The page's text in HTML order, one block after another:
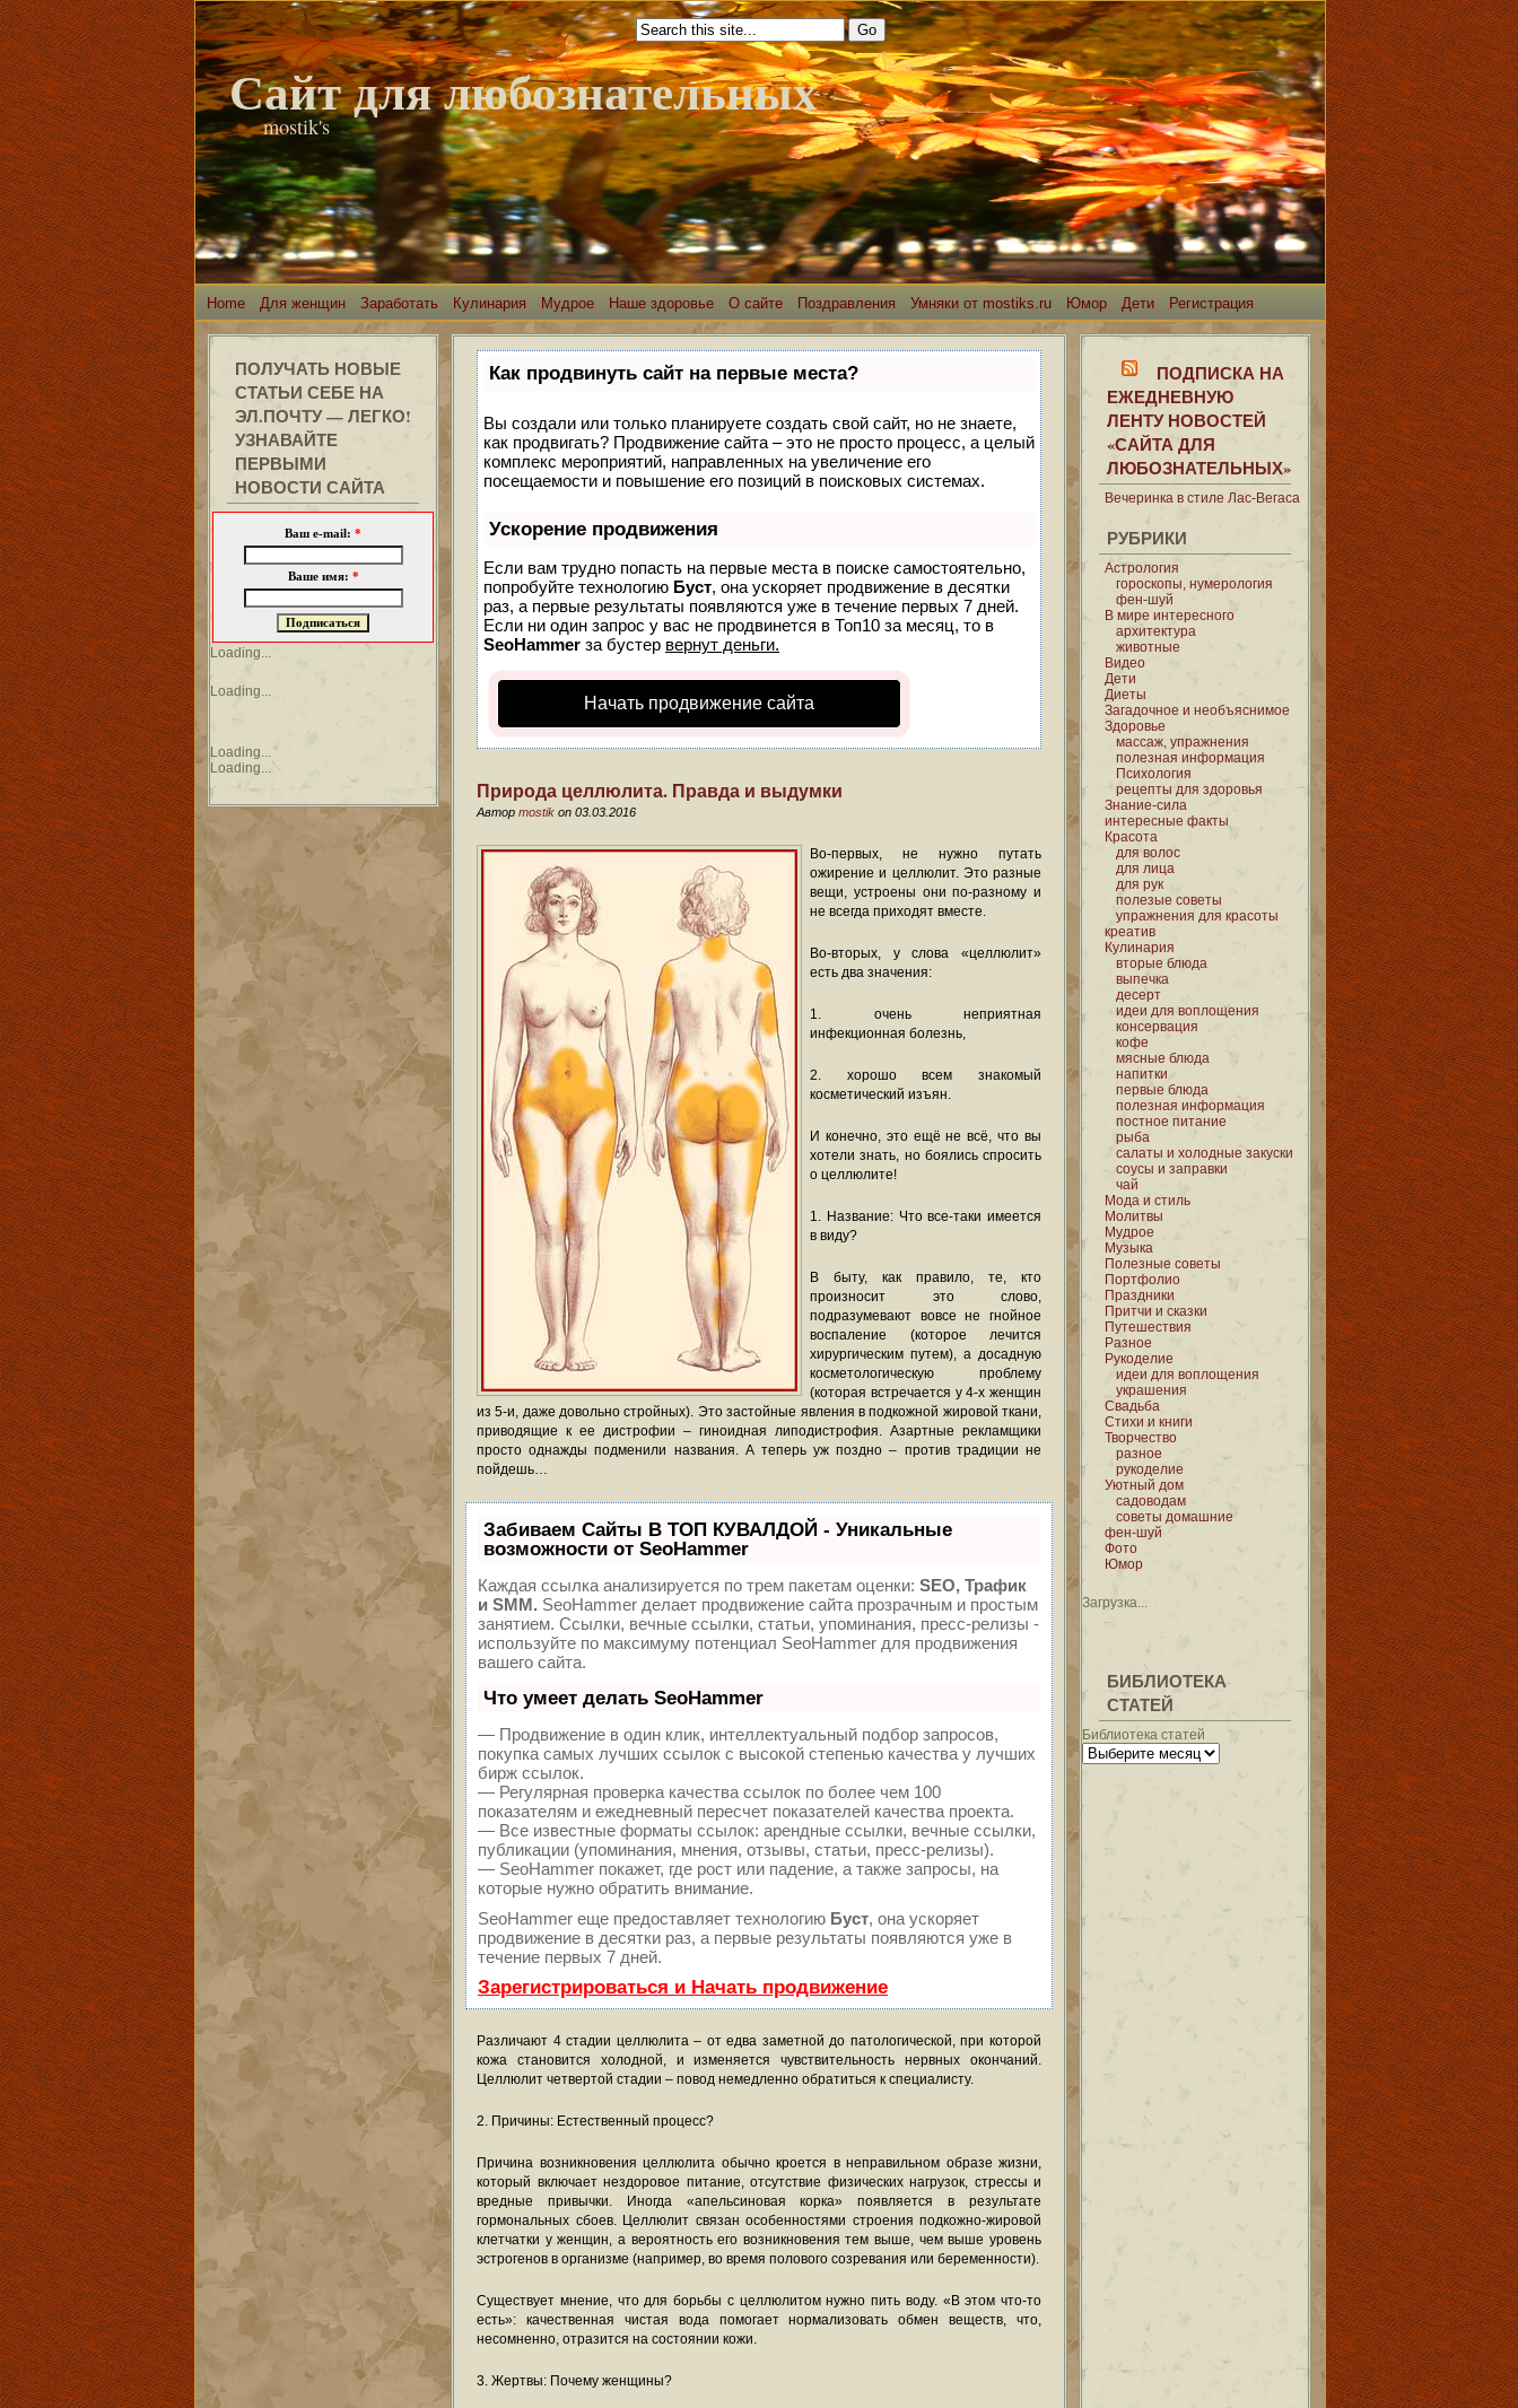
Сайт для любознательных
mostik's
Home Для женщин Заработать Кулинария Мудрое Наше здоровье О сайте Поздравления Умняки от mostiks.ru Юмор Дети Регистрация
ПОЛУЧАТЬ НОВЫЕ
СТАТЬИ СЕБЕ НА
ЭЛ.ПОЧТУ — ЛЕГКО!
УЗНАВАЙТЕ
ПЕРВЫМИ
НОВОСТИ САЙТА
Ваш e-mail: *
Ваше имя: *
Loading...
Loading...
Loading...
Loading...
Как продвинуть сайт на первые места?
Вы создали или только планируете создать свой сайт, но не знаете,
как продвигать? Продвижение сайта – это не просто процесс, а целый
комплекс мероприятий, направленных на увеличение его
посещаемости и повышение его позиций в поисковых системах.
Ускорение продвижения
Если вам трудно попасть на первые места в поиске самостоятельно,
попробуйте технологию Буст, она ускоряет продвижение в десятки
раз, а первые результаты появляются уже в течение первых 7 дней.
Если ни один запрос у вас не продвинется в Топ10 за месяц, то в
SeoHammer за бустер вернут деньги.
Начать продвижение сайта
Природа целлюлита. Правда и выдумки
Автор mostik on 03.03.2016
Во-первых, не нужно путать
ожирение и целлюлит. Это разные
вещи, устроены они по-разному и
не всегда приходят вместе.
Во-вторых, у слова «целлюлит»
есть два значения:
1. очень неприятная
инфекционная болезнь,
2. хорошо всем знакомый
косметический изъян.
И конечно, это ещё не всё, что вы
хотели знать, но боялись спросить
о целлюлите!
1. Название: Что все-таки имеется
в виду?
В быту, как правило, те, кто
произносит это слово,
подразумевают вовсе не гнойное
воспаление (которое лечится
хирургическим путем), а досадную
косметологическую проблему
(которая встречается у 4-х женщин
из 5-и, даже довольно стройных). Это застойные явления в подкожной жировой ткани,
приводящие к ее дистрофии – гиноидная липодистрофия. Азартные рекламщики
просто однажды подменили названия. А теперь уж поздно – против традиции не
пойдешь…
Забиваем Сайты В ТОП КУВАЛДОЙ - Уникальные
возможности от SeoHammer
Каждая ссылка анализируется по трем пакетам оценки: SEO, Трафик
и SMM. SeoHammer делает продвижение сайта прозрачным и простым
занятием. Ссылки, вечные ссылки, статьи, упоминания, пресс-релизы -
используйте по максимуму потенциал SeoHammer для продвижения
вашего сайта.
Что умеет делать SeoHammer
— Продвижение в один клик, интеллектуальный подбор запросов,
покупка самых лучших ссылок с высокой степенью качества у лучших
бирж ссылок.
— Регулярная проверка качества ссылок по более чем 100
показателям и ежедневный пересчет показателей качества проекта.
— Все известные форматы ссылок: арендные ссылки, вечные ссылки,
публикации (упоминания, мнения, отзывы, статьи, пресс-релизы).
— SeoHammer покажет, где рост или падение, а также запросы, на
которые нужно обратить внимание.
SeoHammer еще предоставляет технологию Буст, она ускоряет
продвижение в десятки раз, а первые результаты появляются уже в
течение первых 7 дней.
Зарегистрироваться и Начать продвижение
Различают 4 стадии целлюлита – от едва заметной до патологической, при которой
кожа становится холодной, и изменяется чувствительность нервных окончаний.
Целлюлит четвертой стадии – повод немедленно обратиться к специалисту.
2. Причины: Естественный процесс?
Причина возникновения целлюлита обычно кроется в неправильном образе жизни,
который включает нездоровое питание, отсутствие физических нагрузок, стрессы и
вредные привычки. Иногда «апельсиновая корка» появляется в результате
гормональных сбоев. Целлюлит связан особенностями строения подкожно-жировой
клетчатки у женщин, а вероятность его возникновения тем выше, чем выше уровень
эстрогенов в организме (например, во время полового созревания или беременности).
Существует мнение, что для борьбы с целлюлитом нужно пить воду. «В этом что-то
есть»: качественная чистая вода помогает нормализовать обмен веществ, что,
несомненно, отразится на состоянии кожи.
3. Жертвы: Почему женщины?
ПОДПИСКА НА
ЕЖЕДНЕВНУЮ
ЛЕНТУ НОВОСТЕЙ
«САЙТА ДЛЯ
ЛЮБОЗНАТЕЛЬНЫХ»
Вечеринка в стиле Лас-Вегаса
РУБРИКИ
Астрология
гороскопы, нумерология
фен-шуй
В мире интересного
архитектура
животные
Видео
Дети
Диеты
Загадочное и необъяснимое
Здоровье
массаж, упражнения
полезная информация
Психология
рецепты для здоровья
Знание-сила
интересные факты
Красота
для волос
для лица
для рук
полезые советы
упражнения для красоты
креатив
Кулинария
вторые блюда
выпечка
десерт
идеи для воплощения
консервация
кофе
мясные блюда
напитки
первые блюда
полезная информация
постное питание
рыба
салаты и холодные закуски
соусы и заправки
чай
Мода и стиль
Молитвы
Мудрое
Музыка
Полезные советы
Портфолио
Праздники
Притчи и сказки
Путешествия
Разное
Рукоделие
идеи для воплощения
украшения
Свадьба
Стихи и книги
Творчество
разное
рукоделие
Уютный дом
садоводам
советы домашние
фен-шуй
Фото
Юмор
Загрузка...
БИБЛИОТЕКА
СТАТЕЙ
Библиотека статей